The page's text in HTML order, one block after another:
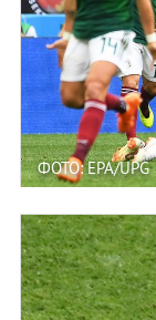
ФОТО: EPA/UPG